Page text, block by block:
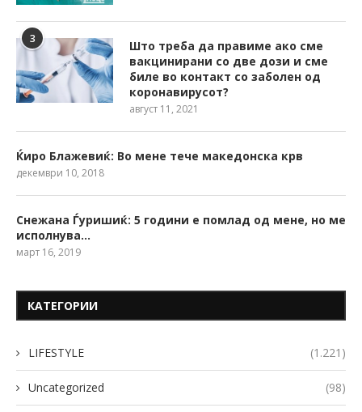
3
Што треба да правиме ако сме
вакцинирани со две дози и сме
биле во контакт со заболен од
коронавирусот?
август 11, 2021
Ќиро Блажевиќ: Во мене тече македонска крв
декември 10, 2018
Снежана Ѓуришиќ: 5 години е помлад од мене, но ме
исполнува…
март 16, 2019
КАТЕГОРИИ
LIFESTYLE (1.221)
Uncategorized (98)